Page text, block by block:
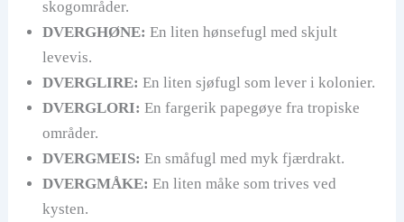
skogområder.
DVERGHØNE: En liten hønsefugl med skjult
levevis.
DVERGLIRE: En liten sjøfugl som lever i kolonier.
DVERGLORI: En fargerik papegøye fra tropiske
områder.
DVERGMEIS: En småfugl med myk fjærdrakt.
DVERGMÅKE: En liten måke som trives ved
kysten.